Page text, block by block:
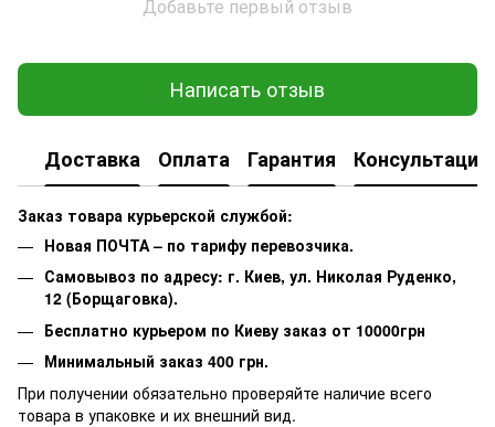
Добавьте первый отзыв
Написать отзыв
Доставка Оплата Гарантия Консультация
Заказ товара курьерской службой:
Новая ПОЧТА – по тарифу перевозчика.
Самовывоз по адресу: г. Киев, ул. Николая Руденко,
12 (Борщаговка).
Бесплатно курьером по Киеву заказ от 10000грн
Минимальный заказ 400 грн.
При получении обязательно проверяйте наличие всего
товара в упаковке и их внешний вид.